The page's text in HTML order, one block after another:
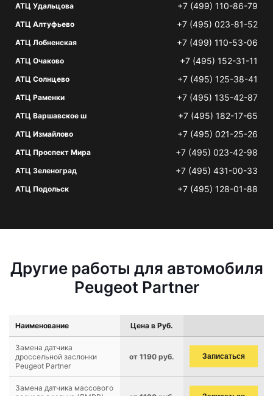
АТЦ Удальцова +7 (499) 110-86-79
АТЦ Алтуфьево +7 (495) 023-81-52
АТЦ Лобненская +7 (499) 110-53-06
АТЦ Очаково +7 (495) 152-31-11
АТЦ Солнцево +7 (495) 125-38-41
АТЦ Раменки +7 (495) 135-42-87
АТЦ Варшавское ш +7 (495) 182-17-65
АТЦ Измайлово +7 (495) 021-25-26
АТЦ Проспект Мира +7 (495) 023-42-98
АТЦ Зеленоград +7 (495) 431-00-33
АТЦ Подольск +7 (495) 128-01-88
Другие работы для автомобиля
Peugeot Partner
Наименование Цена в Руб.
Замена датчика
дроссельной заслонки
Peugeot Partner
от 1190 руб. Записаться
Замена датчика массового